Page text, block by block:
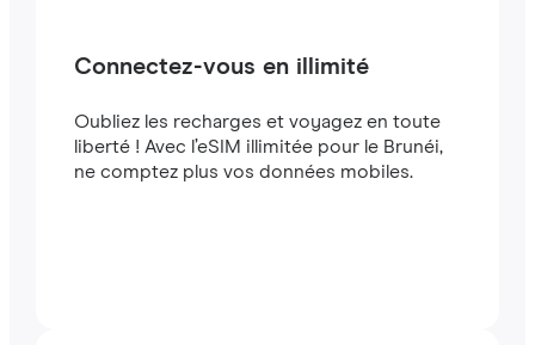
Connectez-vous en illimité
Oubliez les recharges et voyagez en toute
liberté ! Avec l’eSIM illimitée pour le Brunéi,
ne comptez plus vos données mobiles.